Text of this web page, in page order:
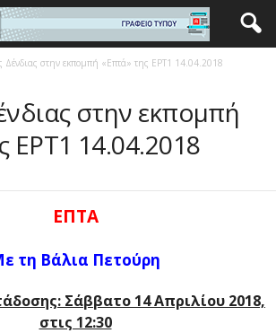
Δένδιας στην εκπομπή «Επτά» της ΕΡΤ1 14.04.2018
στην εκπομπή
ΕΡΤ1 14.04.2018
ΕΠΤΑ
τη Βάλια Πετούρη
Σάββατο 14 Απριλίου 2018,
στις 12:30